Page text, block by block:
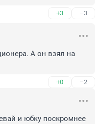
+3 –3
А он взял на
+0 –2
и юбку поскромнее